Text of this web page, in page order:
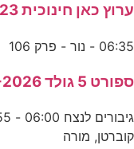
ערוץ כאן חינוכית 26-03-2023
06:35 - נור - פרק 106 07:25 - דילה - פרק 69 08:27
ספורט 5 גולד 17-02-2026
קוברטן, מורה